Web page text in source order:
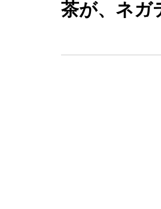
茶が、ネガ